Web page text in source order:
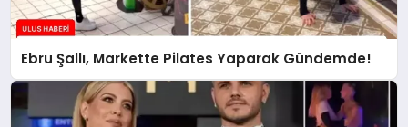
Ebru Şallı, Markette Pilates Yaparak Gündemde!